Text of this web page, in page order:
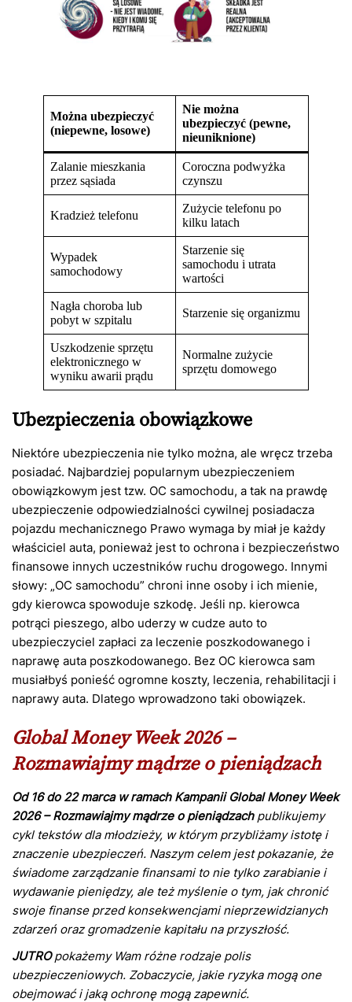
Można ubezpieczyć
(niepewne, losowe)
Nie można
ubezpieczyć (pewne,
nieuniknione)
Zalanie mieszkania
przez sąsiada
Coroczna podwyżka
czynszu
Kradzież telefonu
Zużycie telefonu po
kilku latach
Wypadek
samochodowy
Starzenie się
samochodu i utrata
wartości
Nagła choroba lub
pobyt w szpitalu
Starzenie się organizmu
Uszkodzenie sprzętu
elektronicznego w
wyniku awarii prądu
Normalne zużycie
sprzętu domowego
Ubezpieczenia obowiązkowe
Niektóre ubezpieczenia nie tylko można, ale wręcz trzeba
posiadać. Najbardziej popularnym ubezpieczeniem
obowiązkowym jest tzw. OC samochodu, a tak na prawdę
ubezpieczenie odpowiedzialności cywilnej posiadacza
pojazdu mechanicznego Prawo wymaga by miał je każdy
właściciel auta, ponieważ jest to ochrona i bezpieczeństwo
finansowe innych uczestników ruchu drogowego. Innymi
słowy: „OC samochodu” chroni inne osoby i ich mienie,
gdy kierowca spowoduje szkodę. Jeśli np. kierowca
potrąci pieszego, albo uderzy w cudze auto to
ubezpieczyciel zapłaci za leczenie poszkodowanego i
naprawę auta poszkodowanego. Bez OC kierowca sam
musiałbyś ponieść ogromne koszty, leczenia, rehabilitacji i
naprawy auta. Dlatego wprowadzono taki obowiązek.
Global Money Week 2026 –
Rozmawiajmy mądrze o pieniądzach
Od 16 do 22 marca w ramach Kampanii Global Money Week
2026 – Rozmawiajmy mądrze o pieniądzach publikujemy
cykl tekstów dla młodzieży, w którym przybliżamy istotę i
znaczenie ubezpieczeń. Naszym celem jest pokazanie, że
świadome zarządzanie finansami to nie tylko zarabianie i
wydawanie pieniędzy, ale też myślenie o tym, jak chronić
swoje finanse przed konsekwencjami nieprzewidzianych
zdarzeń oraz gromadzenie kapitału na przyszłość.
JUTROpokażemy Wam różne rodzaje polis
ubezpieczeniowych. Zobaczycie, jakie ryzyka mogą one
obejmować i jaką ochronę mogą zapewnić.